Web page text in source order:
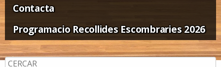
Contacta
Programacio Recollides Escombraries 2026